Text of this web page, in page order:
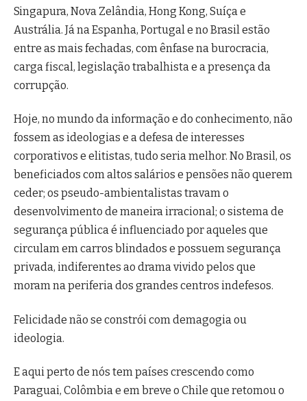
Singapura, Nova Zelândia, Hong Kong, Suíça e
Austrália. Já na Espanha, Portugal e no Brasil estão
entre as mais fechadas, com ênfase na burocracia,
carga fiscal, legislação trabalhista e a presença da
corrupção.
Hoje, no mundo da informação e do conhecimento, não
fossem as ideologias e a defesa de interesses
corporativos e elitistas, tudo seria melhor. No Brasil, os
beneficiados com altos salários e pensões não querem
ceder; os pseudo-ambientalistas travam o
desenvolvimento de maneira irracional; o sistema de
segurança pública é influenciado por aqueles que
circulam em carros blindados e possuem segurança
privada, indiferentes ao drama vivido pelos que
moram na periferia dos grandes centros indefesos.
Felicidade não se constrói com demagogia ou
ideologia.
E aqui perto de nós tem países crescendo como
Paraguai, Colômbia e em breve o Chile que retomou o